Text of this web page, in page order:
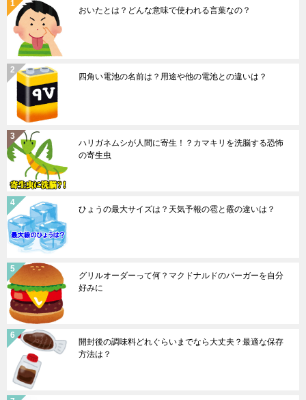
おいたとは？どんな意味で使われる言葉なの？
四角い電池の名前は？用途や他の電池との違いは？
ハリガネムシが人間に寄生！？カマキリを洗脳する恐怖
の寄生虫
ひょうの最大サイズは？天気予報の雹と霰の違いは？
グリルオーダーって何？マクドナルドのバーガーを自分
好みに
開封後の調味料どれぐらいまでなら大丈夫？最適な保存
方法は？